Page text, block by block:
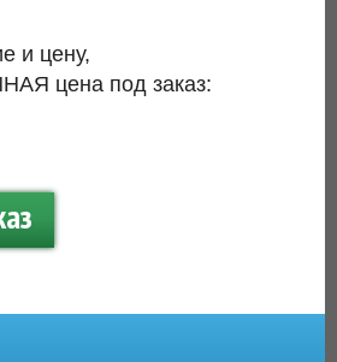
и цену,
цена под заказ: